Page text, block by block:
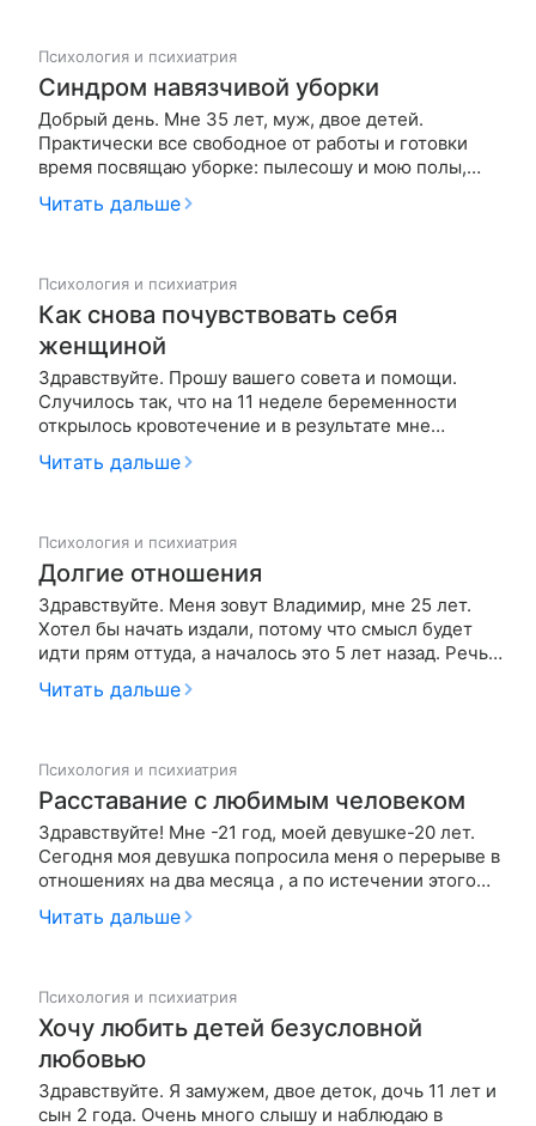
Психология и психиатрия
Синдром навязчивой уборки
Добрый день. Мне 35 лет, муж, двое детей.
Практически все свободное от работы и готовки
время посвящаю уборке: пылесошу и мою полы,
вытираю пыль, мою сантехнику и т.д. Не могу
прийти с работы и отдыхать, заниматься с детьми.
Читать дальше
Психология и психиатрия
Как снова почувствовать себя
женщиной
Здравствуйте. Прошу вашего совета и помощи.
Случилось так, что на 11 неделе беременности
открылось кровотечение и в результате мне
удалили матку. Придатки удалось сохранить.
Операция была экстренной. Беременность была
Читать дальше
Психология и психиатрия
Долгие отношения
Здравствуйте. Меня зовут Владимир, мне 25 лет.
Хотел бы начать издали, потому что смысл будет
идти прям оттуда, а началось это 5 лет назад. Речь
пойдет об отношениях с уже бывшей девушкой.
Постараюсь в кратце, рассказывая только о своих
Читать дальше
Психология и психиатрия
Расставание с любимым человеком
Здравствуйте! Мне -21 год, моей девушке-20 лет.
Сегодня моя девушка попросила меня о перерыве в
отношениях на два месяца , а по истечении этого
времени принять решение быть вместе или нет.
Перерыв ей нужен по причине того, что ей нужно
Читать дальше
Психология и психиатрия
Хочу любить детей безусловной
любовью
Здравствуйте. Я замужем, двое деток, дочь 11 лет и
сын 2 года. Очень много слышу и наблюдаю в